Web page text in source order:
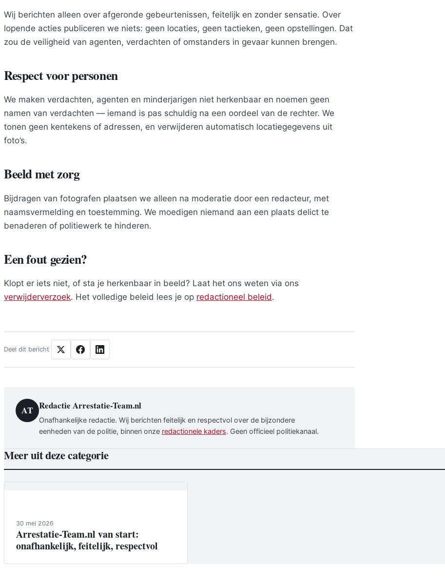
Wij berichten alleen over afgeronde gebeurtenissen, feitelijk en zonder sensatie. Over
lopende acties publiceren we niets: geen locaties, geen tactieken, geen opstellingen. Dat
zou de veiligheid van agenten, verdachten of omstanders in gevaar kunnen brengen.
Respect voor personen
We maken verdachten, agenten en minderjarigen niet herkenbaar en noemen geen
namen van verdachten — iemand is pas schuldig na een oordeel van de rechter. We
tonen geen kentekens of adressen, en verwijderen automatisch locatiegegevens uit
foto’s.
Beeld met zorg
Bijdragen van fotografen plaatsen we alleen na moderatie door een redacteur, met
naamsvermelding en toestemming. We moedigen niemand aan een plaats delict te
benaderen of politiewerk te hinderen.
Een fout gezien?
Klopt er iets niet, of sta je herkenbaar in beeld? Laat het ons weten via ons
verwijderverzoek. Het volledige beleid lees je op redactioneel beleid.
Deel dit bericht
AT Redactie Arrestatie-Team.nl
Onafhankelijke redactie. Wij berichten feitelijk en respectvol over de bijzondere
eenheden van de politie, binnen onze redactionele kaders. Geen officieel politiekanaal.
Meer uit deze categorie
30 mei 2026
Arrestatie-Team.nl van start:
onafhankelijk, feitelijk, respectvol